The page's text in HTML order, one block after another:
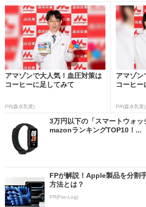
アマゾンで大人気！血圧対策は
コーヒーに足してみて
PR(森永乳業)
アマゾン
コーヒー
PR(森永乳業)
3万円以下の「スマートウォ
mazonランキングTOP10！...
FPが解説！Apple製品を分割
方法とは？
PR(Fav-Log)